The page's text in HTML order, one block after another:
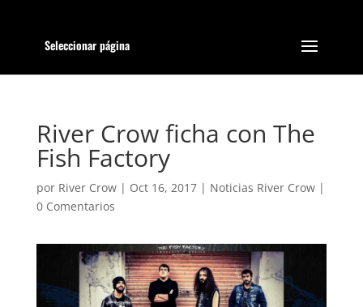
Seleccionar página
River Crow ficha con The
Fish Factory
por River Crow| Oct 16, 2017| Noticias River Crow|
0 Comentarios